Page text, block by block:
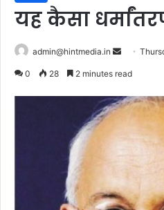
यह कैसा
admin@hintmedia.in
Send
0 28 2 minutes read